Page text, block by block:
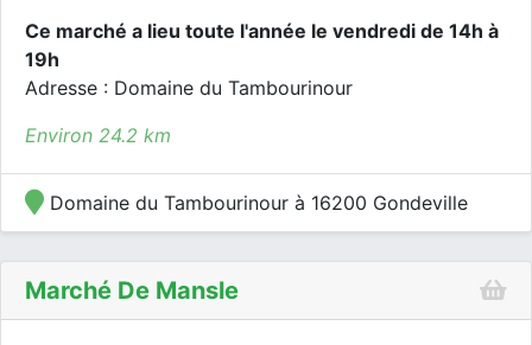
Ce marché a lieu toute l'année le vendredi de 14h à
19h
Adresse : Domaine du Tambourinour
Environ 24.2 km
Domaine du Tambourinour à 16200 Gondeville
Marché De Mansle